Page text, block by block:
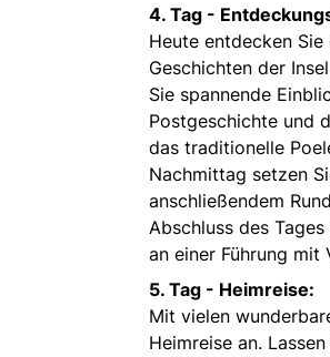
4. Tag -
Heute entdecken
Geschichten der
Sie spannende
Postgeschichte und
das traditionelle
Nachmittag setzen
anschließendem
Abschluss des
an einer Führung mit
5. Tag - Heimreise:
Mit vielen
Heimreise an.